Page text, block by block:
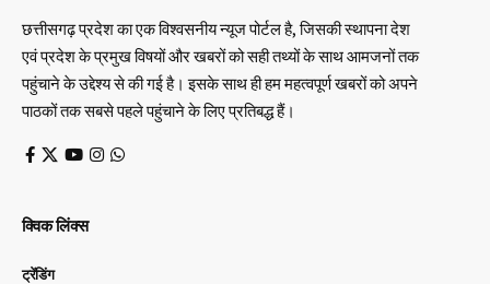
छत्तीसगढ़ प्रदेश का एक विश्वसनीय न्यूज पोर्टल है, जिसकी स्थापना देश
एवं प्रदेश के प्रमुख विषयों और खबरों को सही तथ्यों के साथ आमजनों तक
पहुंचाने के उद्देश्य से की गई है। इसके साथ ही हम महत्वपूर्ण खबरों को अपने
पाठकों तक सबसे पहले पहुंचाने के लिए प्रतिबद्ध हैं।
क्विक लिंक्स
ट्रेंडिंग